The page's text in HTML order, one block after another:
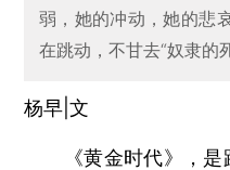
弱，她的冲动，她的悲
在跳动，不甘去“奴隶的
杨早|文
《黄金时代》，是